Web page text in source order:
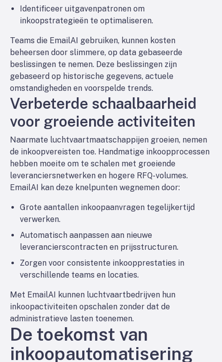
Identificeer uitgavenpatronen om
inkoopstrategieën te optimaliseren.
Teams die EmailAI gebruiken, kunnen kosten
beheersen door slimmere, op data gebaseerde
beslissingen te nemen. Deze beslissingen zijn
gebaseerd op historische gegevens, actuele
omstandigheden en voorspelde trends.
Verbeterde schaalbaarheid
voor groeiende activiteiten
Naarmate luchtvaartmaatschappijen groeien, nemen
de inkoopvereisten toe. Handmatige inkoopprocessen
hebben moeite om te schalen met groeiende
leveranciersnetwerken en hogere RFQ-volumes.
EmailAI kan deze knelpunten wegnemen door:
Grote aantallen inkoopaanvragen tegelijkertijd
verwerken.
Automatisch aanpassen aan nieuwe
leverancierscontracten en prijsstructuren.
Zorgen voor consistente inkoopprestaties in
verschillende teams en locaties.
Met EmailAI kunnen luchtvaartbedrijven hun
inkoopactiviteiten opschalen zonder dat de
administratieve lasten toenemen.
De toekomst van
inkoopautomatisering